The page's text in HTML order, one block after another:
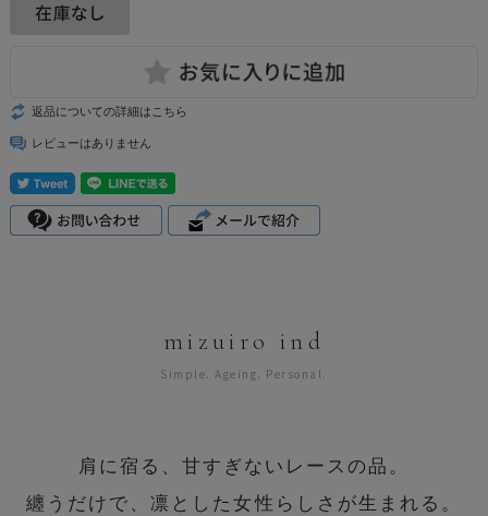
返品についての詳細はこちら
レビューはありません
mizuiro ind
Simple. Ageing. Personal.
肩に宿る、甘すぎないレースの品。
纏うだけで、凛とした女性らしさが生まれる。